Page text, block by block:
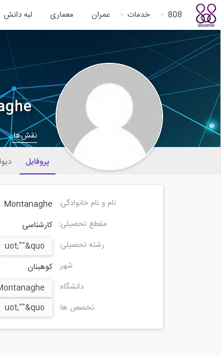
808 خدمات عمران معماری لبه دانش
نقش‌ها:
پروفایل
نام و نام خانوادگی: Montanaghe
مقطع تحصیلی: کارشناسی
رشته تحصیلی:
uot;""&quo
شهر: کوهبنان
دانشگاه:
تخصص ها:
uot;""&quo